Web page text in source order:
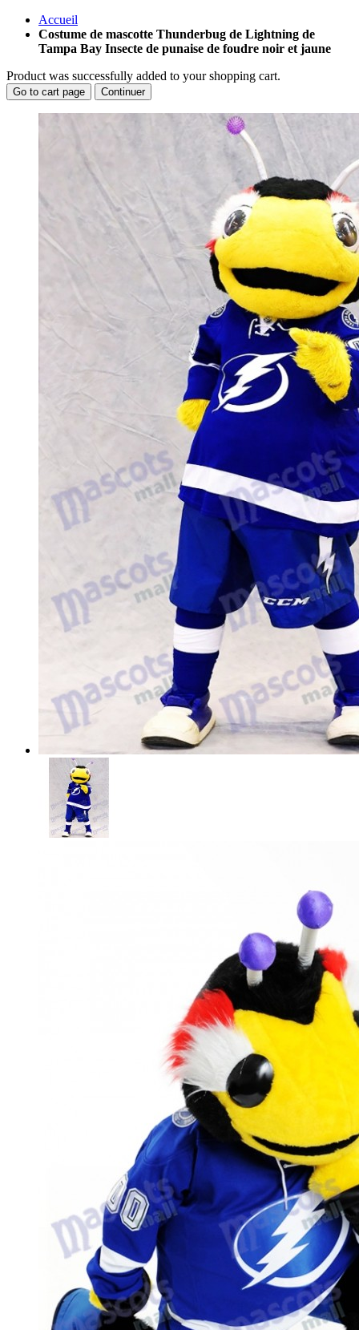
Accueil
Costume de mascotte Thunderbug de Lightning de
Tampa Bay Insecte de punaise de foudre noir et jaune
Product was successfully added to your shopping cart.
Go to cart page Continuer